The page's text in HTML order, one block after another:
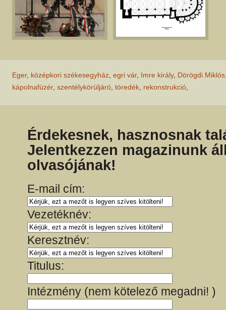
Eger, középkori székesegyház, egri vár, Imre király, Dörögdi Miklós
kápolnafüzér, szentélykörüljáró, töredék, rekonstrukció,
Érdekesnek, hasznosnak
Jelentkezzen magazinunk
olvasójának!
E-mail cím:
Vezetéknév:
Keresztnév:
Titulus:
Intézmény (nem kötelező megadni! )